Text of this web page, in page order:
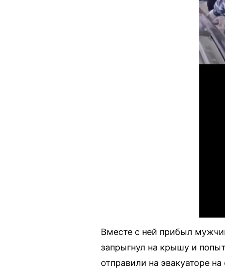
Вместе с ней прибыл
запрыгнул на крышу и
отправили на эвакуаторе на